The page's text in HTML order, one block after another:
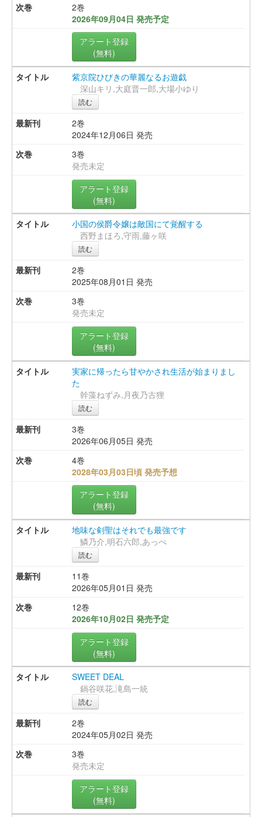
2巻
2026年09月04日 発売予定
アラート登録
(無料)
紫京院ひびきの華麗なるお遊戯
深山キリ,大庭晋一郎,大場小ゆり
読む
2巻
2024年12月06日 発売
3巻
発売未定
アラート登録
(無料)
小国の侯爵令嬢は敵国にて覚醒する
西野まほろ,守雨,藤ヶ咲
読む
2巻
2025年08月01日 発売
3巻
発売未定
アラート登録
(無料)
実家に帰ったら甘やかされ生活が始まりまし
た
幹藻ねずみ,月夜乃古狸
読む
3巻
2026年06月05日 発売
4巻
2028年03月03日頃 発売予想
アラート登録
(無料)
地味な剣聖はそれでも最強です
鱗乃介,明石六郎,あっぺ
読む
11巻
2026年05月01日 発売
12巻
2026年10月02日 発売予定
アラート登録
(無料)
SWEET DEAL
鍋谷咲花,滝島一統
読む
2巻
2024年05月02日 発売
3巻
発売未定
アラート登録
(無料)